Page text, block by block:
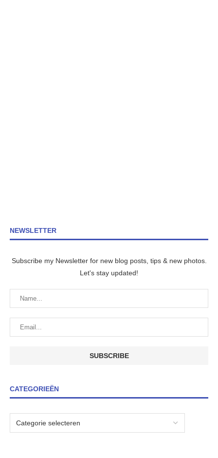
NEWSLETTER
Subscribe my Newsletter for new blog posts, tips & new photos.
Let's stay updated!
CATEGORIEËN